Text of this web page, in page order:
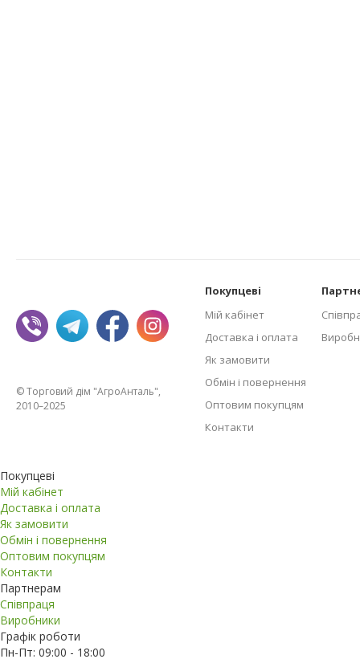
© Торговий дім "АгроАнталь",
2010–2025
Покупцеві
Мій кабінет
Доставка і оплата
Як замовити
Обмін і повернення
Оптовим покупцям
Контакти
Покупцеві
Мій кабінет
Доставка і оплата
Як замовити
Обмін і повернення
Оптовим покупцям
Контакти
Партнерам
Співпраця
Виробники
Графік роботи
Пн-Пт: 09:00 - 18:00